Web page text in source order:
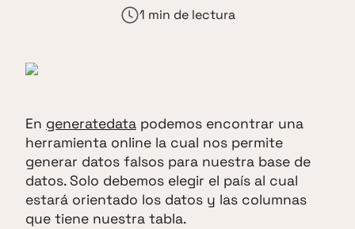
En generatedata podemos encontrar una
herramienta online la cual nos permite
generar datos falsos para nuestra base de
datos. Solo debemos elegir el país al cual
estará orientado los datos y las columnas
que tiene nuestra tabla.
1 min de lectura